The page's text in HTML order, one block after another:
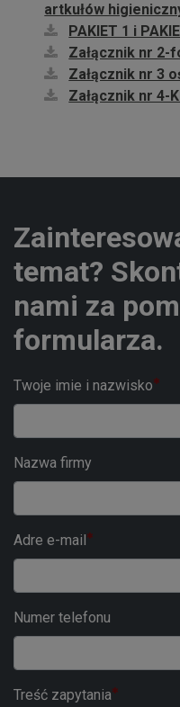
artkułów
PAKIET 1 i
Załącznik nr
Załącznik nr 3
Załącznik nr 4-
temat?
nami za
formularza.
Twoje imie i nazwisko
Nazwa firmy
Adre e-mail
Numer telefonu
Treść zapytania